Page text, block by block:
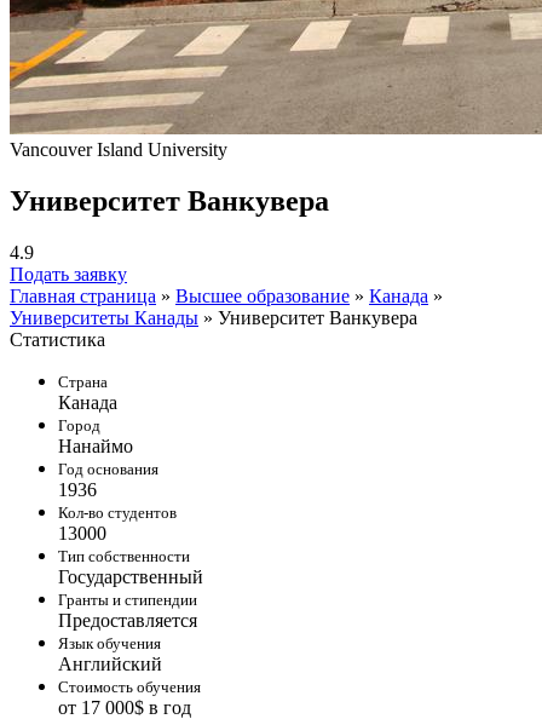
Vancouver Island University
Университет Ванкувера
4.9
Подать заявку
Главная страница » Высшее образование » Канада »
Университеты Канады » Университет Ванкувера
Статистика
Страна
Канада
Город
Нанаймо
Год основания
1936
Кол-во студентов
13000
Тип собственности
Государственный
Гранты и стипендии
Предоставляется
Язык обучения
Английский
Стоимость обучения
от 17 000$ в год